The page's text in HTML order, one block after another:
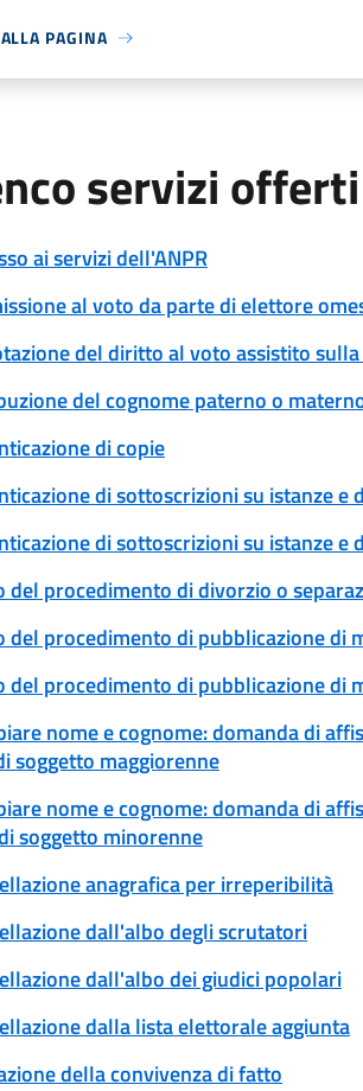
PAGINA
servizi offerti
ai servizi dell'ANPR
al voto da parte di elettore
del diritto al voto assistito
del cognome paterno o
di copie
di sottoscrizioni su istanze
di sottoscrizioni su istanze
del procedimento di divorzio o
del procedimento di pubblicazione di
del procedimento di pubblicazione di
nome e cognome: domanda di
soggetto maggiorenne
nome e cognome: domanda di
soggetto minorenne
anagrafica per irreperibilità
dall'albo degli scrutatori
dall'albo dei giudici popolari
dalla lista elettorale aggiunta
della convivenza di fatto